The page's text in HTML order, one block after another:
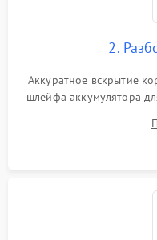
2.
Аккуратное вскрытие
шлейфа аккумулятора
высохшей